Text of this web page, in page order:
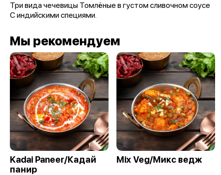
Три вида чечевицы Томлёные в густом сливочном соусе
С индийскими специями.
Мы рекомендуем
Kadai Paneer/Кадай
панир
Mix Veg/Микс ведж